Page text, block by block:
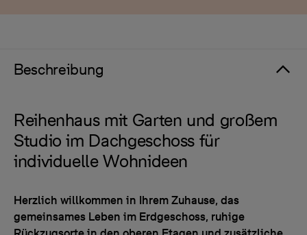
Beschreibung
Reihenhaus mit Garten und großem
Studio im Dachgeschoss für
individuelle Wohnideen
Herzlich willkommen in Ihrem Zuhause, das
gemeinsames Leben im Erdgeschoss, ruhige